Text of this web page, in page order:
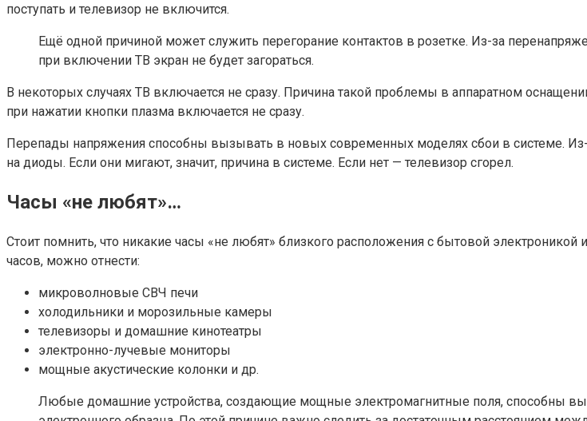
поступать и телевизор не включится.
Ещё одной причиной может служить перегорание контактов в розетке. Из-за
при включении ТВ экран не будет загораться.
В некоторых случаях ТВ включается не сразу. Причина такой проблемы в аппаратном
при нажатии кнопки плазма включается не сразу.
Перепады напряжения способны вызывать в новых современных моделях сбои в системе. Из-
на диоды. Если они мигают, значит, причина в системе. Если нет — телевизор сгорел.
Часы «не любят»…
Стоит помнить, что никакие часы «не любят» близкого расположения с бытовой
часов, можно отнести:
микроволновые СВЧ печи
холодильники и морозильные камеры
телевизоры и домашние кинотеатры
электронно-лучевые мониторы
мощные акустические колонки и др.
Любые домашние устройства, создающие мощные электромагнитные поля, способны